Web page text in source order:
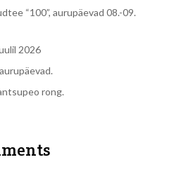
“100”, aurupäevad 08.-09.
2026
rong.